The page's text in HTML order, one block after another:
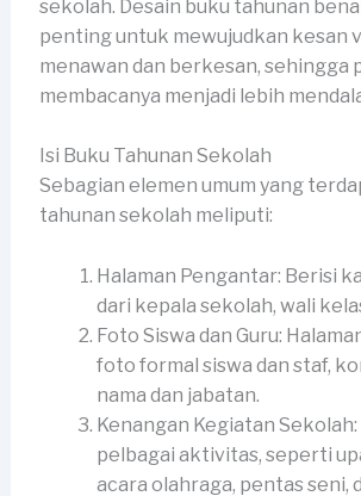
sekolah. Desain buku tahunan
penting untuk mewujudkan kesan
menawan dan berkesan, sehingga
membacanya menjadi lebih
Isi Buku Tahunan Sekolah
Sebagian elemen umum yang
tahunan sekolah meliputi:
Halaman Pengantar: Berisi
dari kepala sekolah, wali
Foto Siswa dan Guru:
foto formal siswa dan staf,
nama dan jabatan.
Kenangan Kegiatan
pelbagai aktivitas, seperti
acara olahraga, pentas seni,